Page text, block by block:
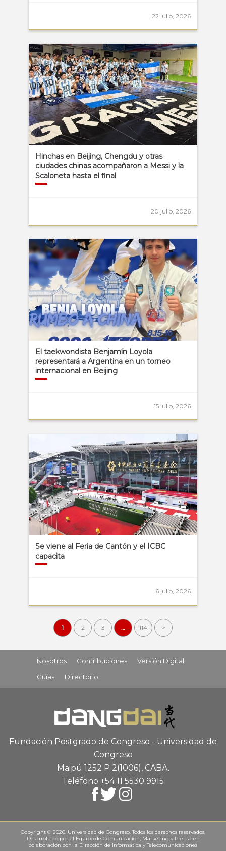
22 julio, 2026
Hinchas en Beijing, Chengdu y otras
ciudades chinas acompañaron a Messi y la
Scaloneta hasta el final
20 julio, 2026
El taekwondista Benjamín Loyola
representará a Argentina en un torneo
internacional en Beijing
15 julio, 2026
Se viene al Feria de Cantón y el ICBC
capacita
6 julio, 2026
1 2 3 … 114 >
Nosotros Contribuciones
Versión Digital
Guías
Directorio
Fundación Postgrado de Congreso - Universidad de
Congreso
Maipú 1252 P 2 (1006), CABA.
Teléfono +54 11 5530 9915
Copyright © 2026. Universidad de Congreso. Todos los derechos reservados.
Desarrollado por el Equipo de Comunicación, Marketing y Prensa en
colaboración con la Dirección de Informática y Telecomunicaciones